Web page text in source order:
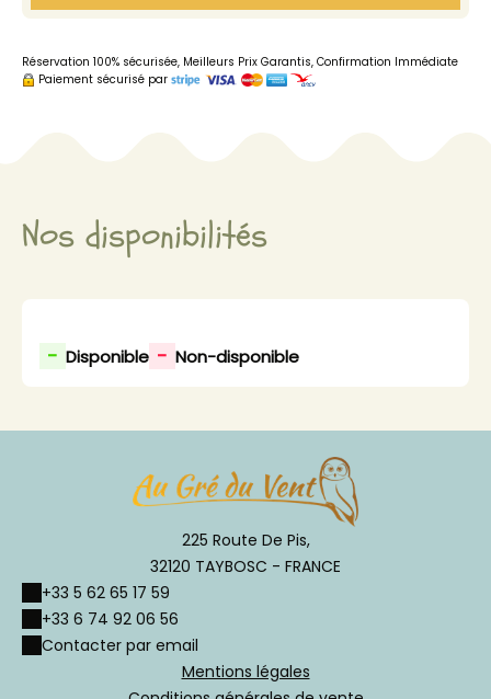
Réservation 100% sécurisée, Meilleurs Prix Garantis, Confirmation Immédiate
Paiement sécurisé par
Nos disponibilités
- Disponible - Non-disponible
225 Route De Pis,
32120 TAYBOSC - FRANCE
+33 5 62 65 17 59
+33 6 74 92 06 56
Contacter par email
Mentions légales